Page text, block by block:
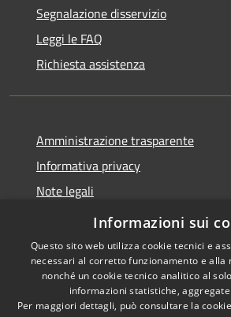
Segnalazione disservizio
Leggi le FAQ
Richiesta assistenza
Amministrazione trasparente
Informativa privacy
Note legali
Dichiarazione di accessibilità
Informazioni sui
Questo sito web utilizza cookie tecnici e
necessari al corretto funzionamento e alla
nonché un cookie tecnico analitico al
informazioni statistiche,
Per maggiori dettagli, può consultare la